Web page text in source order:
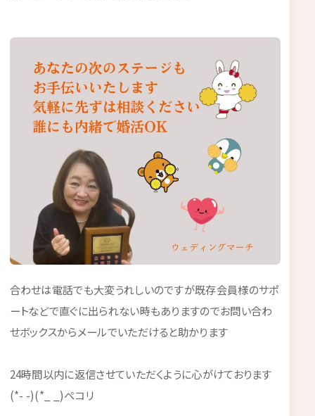
合わせは電話でも大変うれしいのですが既存会員様のサポ
ートなどで直ぐに出られない時もありますのでお問い合わ
せボックスからメールでいただけると助かります
24時間以内に返信させていただくように心がけております
(*- -)(*_ _)ペコリ